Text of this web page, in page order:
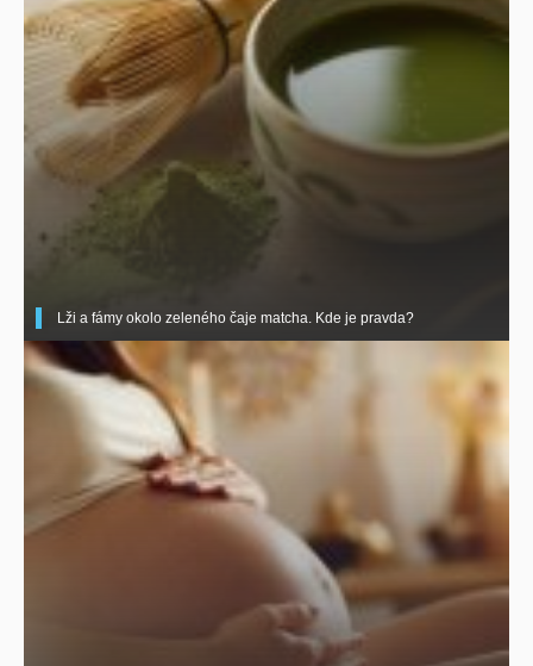
Lži a fámy okolo zeleného čaje matcha. Kde je pravda?